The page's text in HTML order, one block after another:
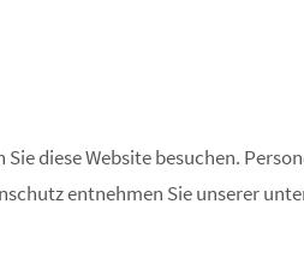
diese Website besuchen.
entnehmen Sie unserer